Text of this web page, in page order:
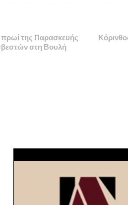
της Παρασκευής
στη Βουλή